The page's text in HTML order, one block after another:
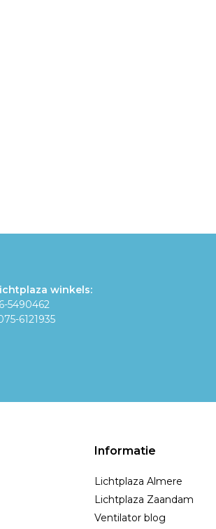
winkels:
5490462
6121935
Informatie
Lichtplaza Almere
Lichtplaza Zaandam
Ventilator blog